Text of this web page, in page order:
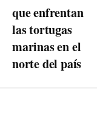
que enfrentan
las tortugas
marinas en el
norte del país